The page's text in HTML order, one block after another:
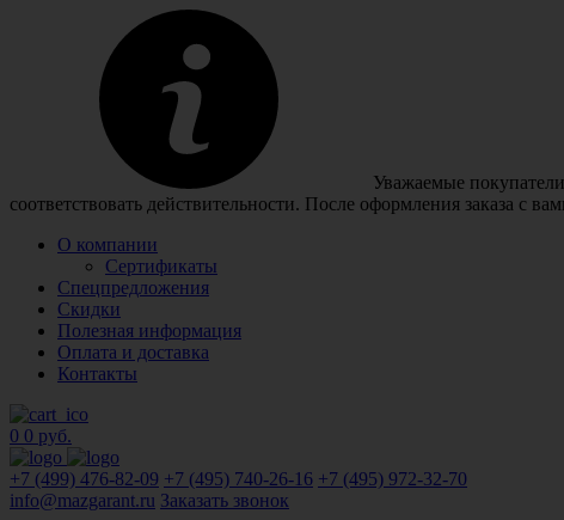
Уважаемые
соответствовать действительности. После оформления заказа с
О компании
Сертификаты
Спецпредложения
Скидки
Полезная информация
Оплата и доставка
Контакты
0 0 руб.
+7 (499) 476-82-09 +7 (495) 740-26-16 +7 (495) 972-32-70
info@mazgarant.ru Заказать звонок